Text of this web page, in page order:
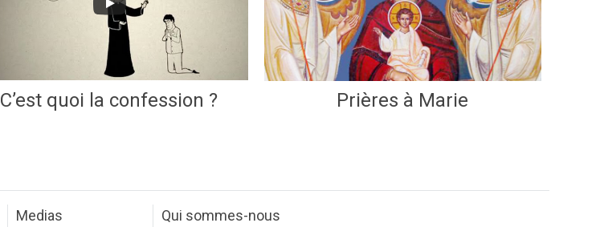
C’est quoi la confession ? Prières à Marie
Medias
Qui sommes-nous